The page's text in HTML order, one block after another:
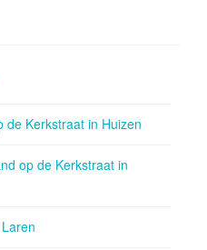
de Kerkstraat in Huizen
op de Kerkstraat in